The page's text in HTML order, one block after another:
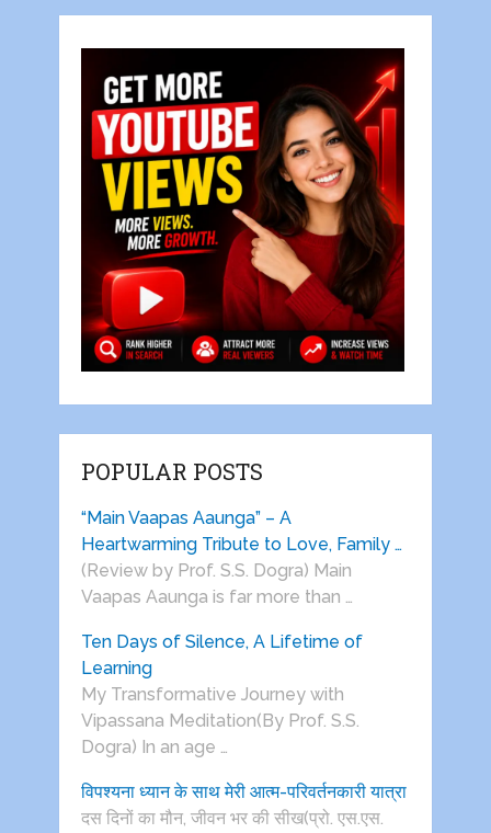
POPULAR POSTS
“Main Vaapas Aaunga” – A
Heartwarming Tribute to Love, Family …
(Review by Prof. S.S. Dogra) Main
Vaapas Aaunga is far more than …
Ten Days of Silence, A Lifetime of
Learning
My Transformative Journey with
Vipassana Meditation(By Prof. S.S.
Dogra) In an age …
विपश्यना ध्यान के साथ मेरी आत्म-परिवर्तनकारी यात्रा
दस दिनों का मौन, जीवन भर की सीख(प्रो. एस.एस.